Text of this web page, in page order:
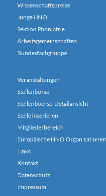
Wissenschaftspreise
Junge HNO
Sektion Phoniatrie
Arbeitsgemeinschaften
Bundesfachgruppe
Veranstaltungen
Stellenbörse
Stellenboerse-Detailansicht
Stelle inserieren
Mitgliederbereich
Europäische HNO Organisationen
Links
Kontakt
Datenschutz
Impressum